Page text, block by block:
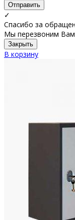
Отправить
✓
Спасибо за
Мы перезвоним
Закрыть
В корзину